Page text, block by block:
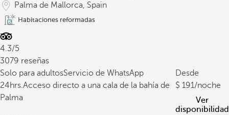
Palma de Mallorca, Spain
Habitaciones reformadas
4.3/5
3079 reseñas
Solo para adultosServicio de WhatsApp
24hrs.Acceso directo a una cala de la bahía de
Palma
Desde
191/noche
Ver
disponibilidad